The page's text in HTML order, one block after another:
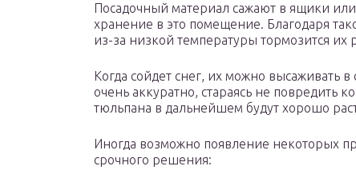
Посадочный материал сажают в ящики
хранение в это помещение. Благодаря
из-за низкой температуры тормозится их
Когда сойдет снег, их можно высаживать
очень аккуратно, стараясь не повредить
тюльпана в дальнейшем будут хорошо
Иногда возможно появление некоторых
срочного решения: